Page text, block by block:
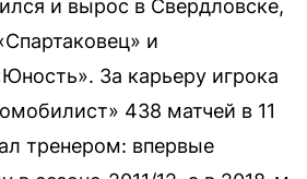
и вырос в Свердловске,
и
За карьеру игрока
438 матчей в 11
тренером: впервые